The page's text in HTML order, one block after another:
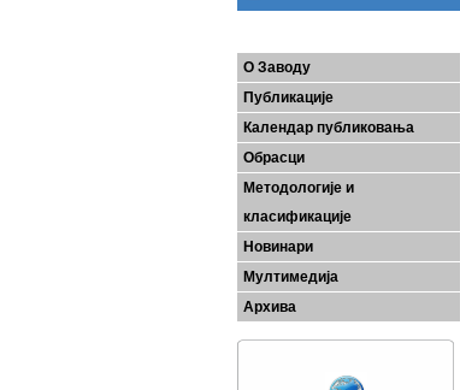
О Заводу
Публикације
Календар публиковања
Обрасци
Методологије и
класификације
Новинари
Мултимедија
Архива